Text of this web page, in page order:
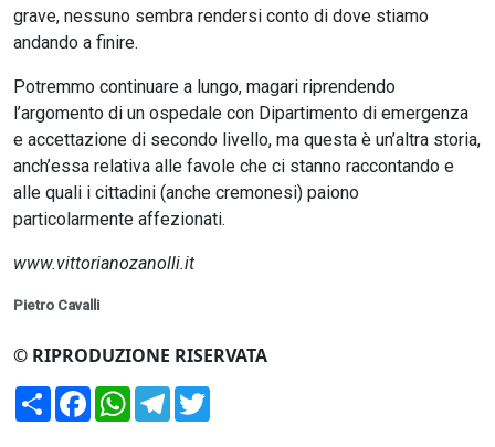
grave, nessuno sembra rendersi conto di dove stiamo
andando a finire.
Potremmo continuare a lungo, magari riprendendo
l’argomento di un ospedale con Dipartimento di emergenza
e accettazione di secondo livello, ma questa è un’altra storia,
anch’essa relativa alle favole che ci stanno raccontando e
alle quali i cittadini (anche cremonesi) paiono
particolarmente affezionati.
www.vittorianozanolli.it
Pietro Cavalli
© RIPRODUZIONE RISERVATA
CondividiFacebookWhatsApp
Telegram